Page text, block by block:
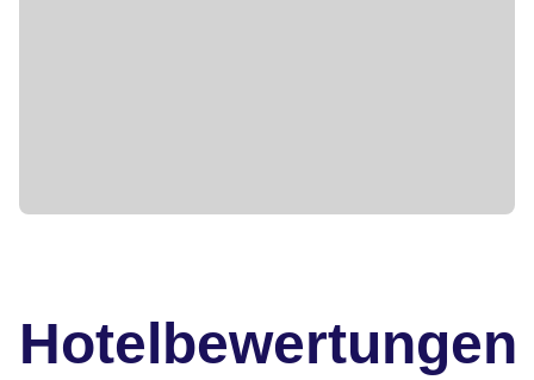
Hotelbewertungen